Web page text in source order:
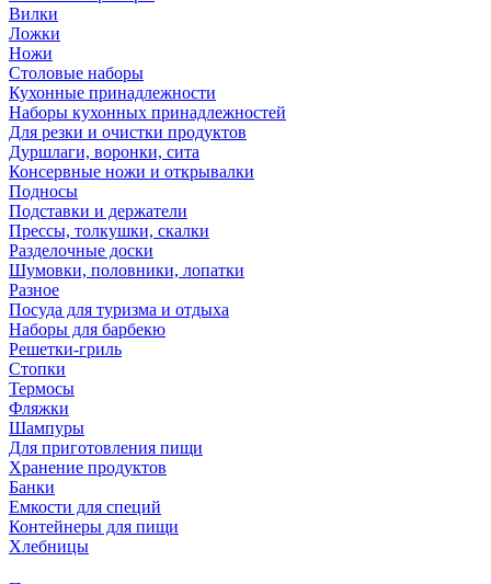
Вилки
Ложки
Ножи
Столовые наборы
Кухонные принадлежности
Наборы кухонных принадлежностей
Для резки и очистки продуктов
Дуршлаги, воронки, сита
Консервные ножи и открывалки
Подносы
Подставки и держатели
Прессы, толкушки, скалки
Разделочные доски
Шумовки, половники, лопатки
Разное
Посуда для туризма и отдыха
Наборы для барбекю
Решетки-гриль
Стопки
Термосы
Фляжки
Шампуры
Для приготовления пищи
Хранение продуктов
Банки
Емкости для специй
Контейнеры для пищи
Хлебницы